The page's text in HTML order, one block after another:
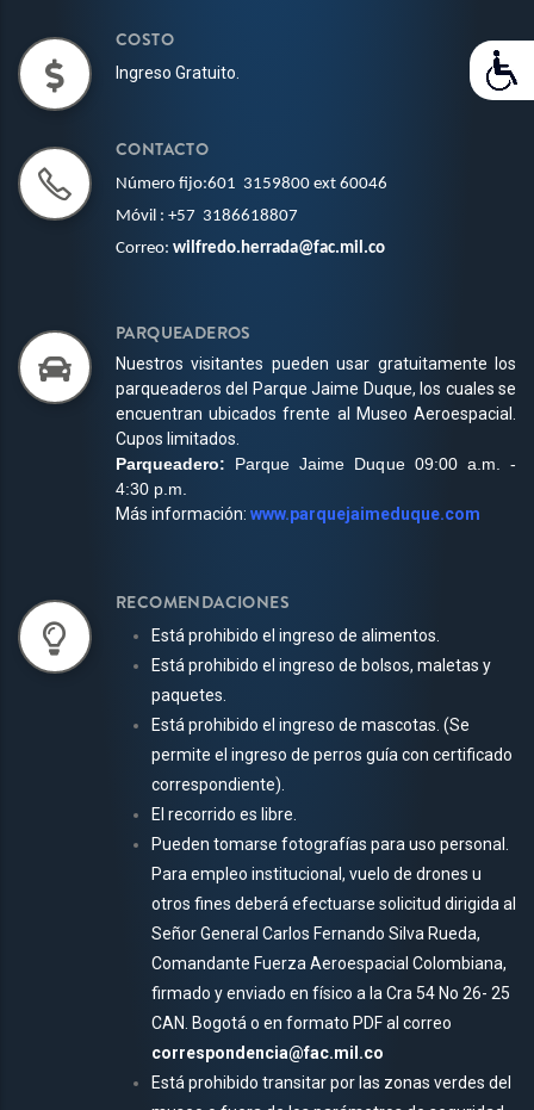
COSTO
Ingreso Gratuito.
CONTACTO
Número fijo:601 3159800 ext 60046
Móvil : +57 3186618807
Correo: wilfredo.herrada@fac.mil.co
PARQUEADEROS
Nuestros visitantes pueden usar gratuitamente los
parqueaderos del Parque Jaime Duque, los cuales se
encuentran ubicados frente al Museo Aeroespacial.
Cupos limitados.
Parqueadero: Parque Jaime Duque 09:00 a.m. -
4:30 p.m.
Más información: www.parquejaimeduque.com
RECOMENDACIONES
Está prohibido el ingreso de alimentos.
Está prohibido el ingreso de bolsos, maletas y
paquetes.
Está prohibido el ingreso de mascotas. (Se
permite el ingreso de perros guía con certificado
correspondiente).
El recorrido es libre.
Pueden tomarse fotografías para uso personal.
Para empleo institucional, vuelo de drones u
otros fines deberá efectuarse solicitud dirigida al
Señor General Carlos Fernando Silva Rueda,
Comandante Fuerza Aeroespacial Colombiana,
firmado y enviado en físico a la Cra 54 No 26- 25
CAN. Bogotá o en formato PDF al correo
correspondencia@fac.mil.co
Está prohibido transitar por las zonas verdes del